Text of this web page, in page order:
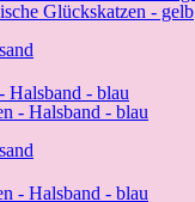
Glückskatzen - gelb
Halsband - blau